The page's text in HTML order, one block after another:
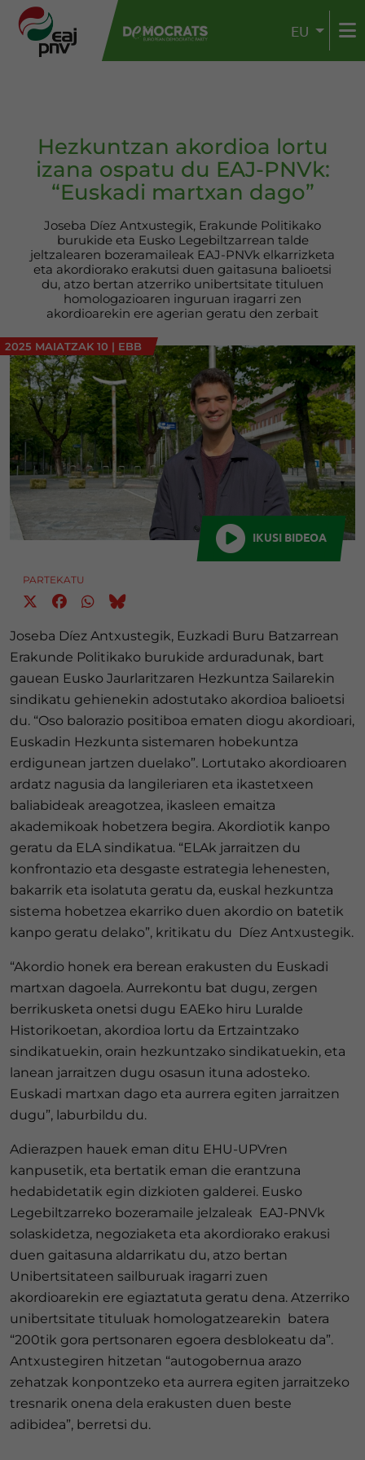
EU
Hezkuntzan akordioa lortu
izana ospatu du EAJ-PNVk:
“Euskadi martxan dago”
Joseba Díez Antxustegik, Erakunde Politikako
burukide eta Eusko Legebiltzarrean talde
jeltzalearen bozeramaileak EAJ-PNVk elkarrizketa
eta akordiorako erakutsi duen gaitasuna balioetsi
du, atzo bertan atzerriko unibertsitate tituluen
homologazioaren inguruan iragarri zen
akordioarekin ere agerian geratu den zerbait
2025 MAIATZAK 10 | EBB
IKUSI BIDEOA
PARTEKATU
Joseba Díez Antxustegik, Euzkadi Buru Batzarrean
Erakunde Politikako burukide arduradunak, bart
gauean Eusko Jaurlaritzaren Hezkuntza Sailarekin
sindikatu gehienekin adostutako akordioa balioetsi
du. “Oso balorazio positiboa ematen diogu akordioari,
Euskadin Hezkunta sistemaren hobekuntza
erdigunean jartzen duelako”. Lortutako akordioaren
ardatz nagusia da langileriaren eta ikastetxeen
baliabideak areagotzea, ikasleen emaitza
akademikoak hobetzera begira. Akordiotik kanpo
geratu da ELA sindikatua. “ELAk jarraitzen du
konfrontazio eta desgaste estrategia lehenesten,
bakarrik eta isolatuta geratu da, euskal hezkuntza
sistema hobetzea ekarriko duen akordio on batetik
kanpo geratu delako”, kritikatu du Díez Antxustegik.
“Akordio honek era berean erakusten du Euskadi
martxan dagoela. Aurrekontu bat dugu, zergen
berrikusketa onetsi dugu EAEko hiru Luralde
Historikoetan, akordioa lortu da Ertzaintzako
sindikatuekin, orain hezkuntzako sindikatuekin, eta
lanean jarraitzen dugu osasun ituna adosteko.
Euskadi martxan dago eta aurrera egiten jarraitzen
dugu”, laburbildu du.
Adierazpen hauek eman ditu EHU-UPVren
kanpusetik, eta bertatik eman die erantzuna
hedabidetatik egin dizkioten galderei. Eusko
Legebiltzarreko bozeramaile jelzaleak EAJ-PNVk
solaskidetza, negoziaketa eta akordiorako erakusi
duen gaitasuna aldarrikatu du, atzo bertan
Unibertsitateen sailburuak iragarri zuen
akordioarekin ere egiaztatuta geratu dena. Atzerriko
unibertsitate tituluak homologatzearekin batera
“200tik gora pertsonaren egoera desblokeatu da”.
Antxustegiren hitzetan “autogobernua arazo
zehatzak konpontzeko eta aurrera egiten jarraitzeko
tresnarik onena dela erakusten duen beste
adibidea”, berretsi du.